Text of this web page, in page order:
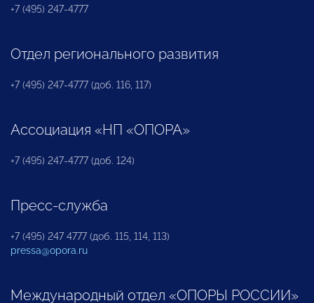
+7 (495) 247-4777
Отдел регионального развития
+7 (495) 247-4777 (доб. 116, 117)
Ассоциация «НП «ОПОРА»
+7 (495) 247-4777 (доб. 124)
Пресс-служба
+7 (495) 247 4777 (доб. 115, 114, 113)
pressa@opora.ru
Международный отдел «ОПОРЫ РОССИИ»